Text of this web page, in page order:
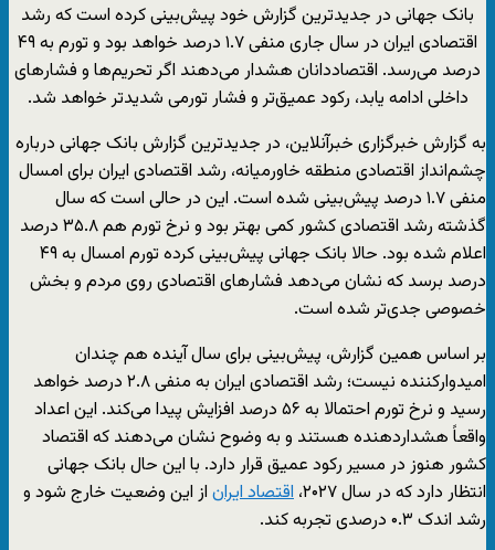
بانک جهانی در جدیدترین گزارش خود پیش‌بینی کرده است که رشد
اقتصادی ایران در سال جاری منفی ۱.۷ درصد خواهد بود و تورم به ۴۹
درصد می‌رسد. اقتصاددانان هشدار می‌دهند اگر تحریم‌ها و فشارهای
داخلی ادامه یابد، رکود عمیق‌تر و فشار تورمی شدیدتر خواهد شد.
به گزارش خبرگزاری خبرآنلاین، در جدیدترین گزارش بانک جهانی درباره
چشم‌انداز اقتصادی منطقه خاورمیانه، رشد اقتصادی ایران برای امسال
منفی ۱.۷ درصد پیش‌بینی شده است. این در حالی است که سال
گذشته رشد اقتصادی کشور کمی بهتر بود و نرخ تورم هم ۳۵.۸ درصد
اعلام شده بود. حالا بانک جهانی پیش‌بینی کرده تورم امسال به ۴۹
درصد برسد که نشان می‌دهد فشارهای اقتصادی روی مردم و بخش
خصوصی جدی‌تر شده است.
بر اساس همین گزارش، پیش‌بینی برای سال آینده هم چندان
امیدوارکننده نیست؛ رشد اقتصادی ایران به منفی ۲.۸ درصد خواهد
رسید و نرخ تورم احتمالا به ۵۶ درصد افزایش پیدا می‌کند. این اعداد
واقعاً هشداردهنده هستند و به وضوح نشان می‌دهند که اقتصاد
کشور هنوز در مسیر رکود عمیق قرار دارد. با این حال بانک جهانی
انتظار دارد که در سال ۲۰۲۷،
اقتصاد ایران از این وضعیت خارج شود و
رشد اندک ۰.۳ درصدی تجربه کند.